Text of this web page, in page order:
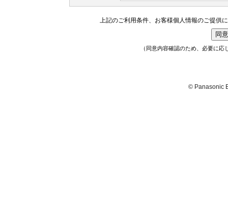
上記のご利用条件、お客様個人情報のご提供
同
（同意内容確認のため、必要に
© Panasonic